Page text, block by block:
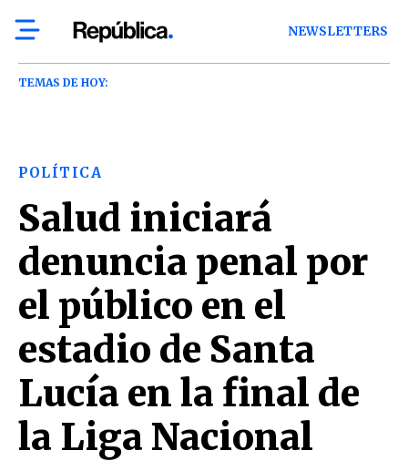
NEWSLETTERS
TEMAS DE HOY:
POLÍTICA
Salud iniciará
denuncia penal por
el público en el
estadio de Santa
Lucía en la final de
la Liga Nacional